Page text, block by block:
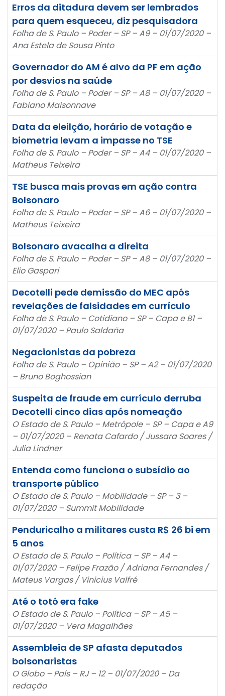
Erros da ditadura devem ser lembrados
para quem esqueceu, diz pesquisadora
Folha de S. Paulo – Poder – SP – A9 – 01/07/2020 –
Ana Estela de Sousa Pinto
Governador do AM é alvo da PF em ação
por desvios na saúde
Folha de S. Paulo – Poder – SP – A8 – 01/07/2020 –
Fabiano Maisonnave
Data da eleilção, horário de votação e
biometria levam a impasse no TSE
Folha de S. Paulo – Poder – SP – A4 – 01/07/2020 –
Matheus Teixeira
TSE busca mais provas em ação contra
Bolsonaro
Folha de S. Paulo – Poder – SP – A6 – 01/07/2020 –
Matheus Teixeira
Bolsonaro avacalha a direita
Folha de S. Paulo – Poder – SP – A8 – 01/07/2020 –
Elio Gaspari
Decotelli pede demissão do MEC após
revelações de falsidades em currículo
Folha de S. Paulo – Cotidiano – SP – Capa e B1 –
01/07/2020 – Paulo Saldaña
Negacionistas da pobreza
Folha de S. Paulo – Opinião – SP – A2 – 01/07/2020
– Bruno Boghossian
Suspeita de fraude em currículo derruba
Decotelli cinco dias após nomeação
O Estado de S. Paulo – Metrópole – SP – Capa e A9
– 01/07/2020 – Renata Cafardo / Jussara Soares /
Julia Lindner
Entenda como funciona o subsídio ao
transporte público
O Estado de S. Paulo – Mobilidade – SP – 3 –
01/07/2020 – Summit Mobilidade
Penduricalho a militares custa R$ 26 bi em
5 anos
O Estado de S. Paulo – Política – SP – A4 –
01/07/2020 – Felipe Frazão / Adriana Fernandes /
Mateus Vargas / Vinicius Valfré
Até o totó era fake
O Estado de S. Paulo – Política – SP – A5 –
01/07/2020 – Vera Magalhães
Assembleia de SP afasta deputados
bolsonaristas
O Globo – País – RJ – 12 – 01/07/2020 – Da
redação